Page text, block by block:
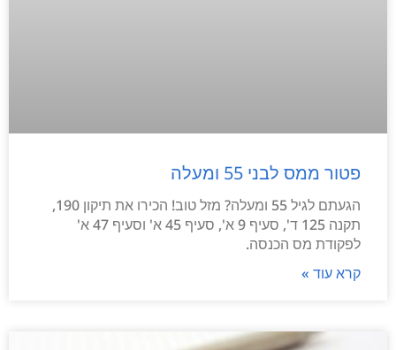
פטור ממס לבני 55 ומעלה
הגעתם לגיל 55 ומעלה? מזל טוב! הכירו את תיקון 190,
תקנה 125 ד', סעיף 9 א', סעיף 45 א' וסעיף 47 א'
לפקודת מס הכנסה.
קרא עוד »